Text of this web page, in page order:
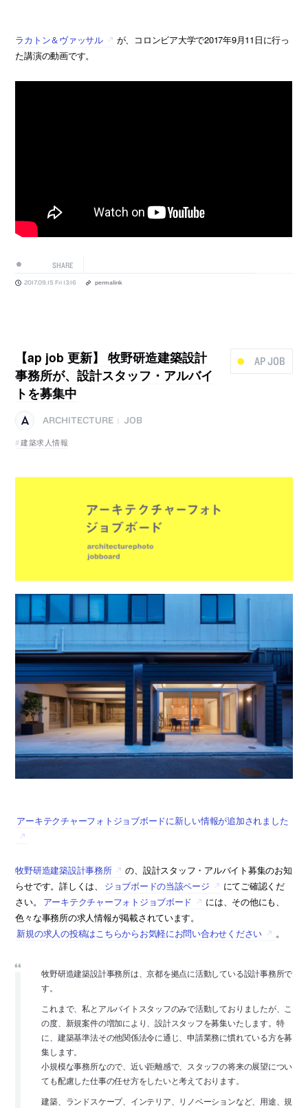
ラカトン＆ヴァッサル
が、コロンビア大学で2017年9月11日に行っ
た講演の動画です。
SHARE
2017.09.15 Fri 13:16 permalink
AP JOB
【ap job 更新】 牧野研造建築設計
事務所が、設計スタッフ・アルバイ
トを募集中
ARCHITECTURE
JOB
建築求人情報
アーキテクチャーフォトジョブボードに新しい情報が追加されました
牧野研造建築設計事務所
の、設計スタッフ・アルバイト募集のお知
らせです。詳しくは、
ジョブボードの当該ページ
にてご確認くだ
さい。
アーキテクチャーフォトジョブボード
には、その他にも、
色々な事務所の求人情報が掲載されています。
新規の求人の投稿はこちらからお気軽にお問い合わせください
。
牧野研造建築設計事務所は、京都を拠点に活動している設計事務所で
す。
これまで、私とアルバイトスタッフのみで活動しておりましたが、こ
の度、新規案件の増加により、設計スタッフを募集いたします。特
に、建築基準法その他関係法令に通じ、申請業務に慣れている方を募
集します。
小規模な事務所なので、近い距離感で、スタッフの将来の展望につい
ても配慮した仕事の任せ方をしたいと考えております。
建築、ランドスケープ、インテリア、リノベーションなど、用途、規